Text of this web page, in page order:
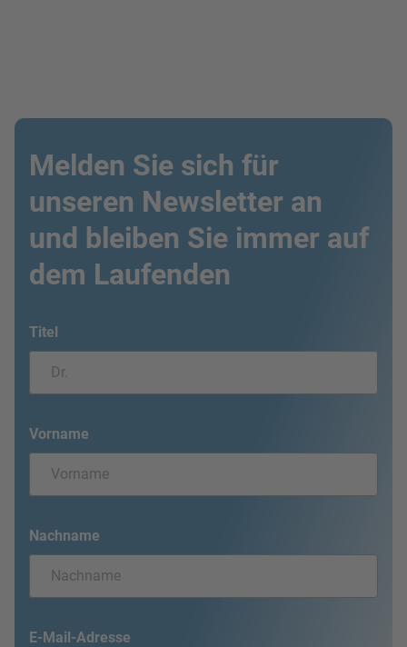
Melden Sie sich für
unseren Newsletter an
und bleiben Sie immer auf
dem Laufenden
Titel
Vorname
Nachname
E-Mail-Adresse